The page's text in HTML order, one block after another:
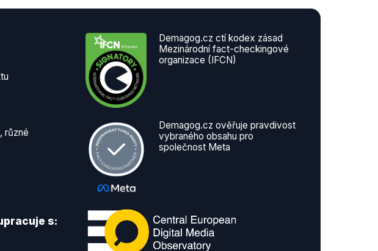
různé
s:
Demagog.cz ctí kodex zásad
Mezinárodní fact-checkingové
organizace (IFCN)
Demagog.cz ověřuje pravdivost
vybraného obsahu pro
společnost Meta